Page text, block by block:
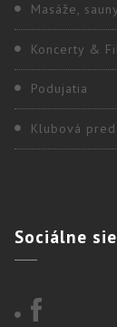
Masáže,
Koncerty &
Podujatia
Klubová
Sociálne